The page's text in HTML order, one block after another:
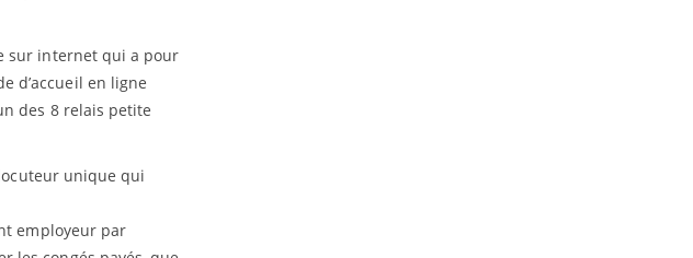
sur internet qui a pour
d’accueil en ligne
des 8 relais petite
unique qui
employeur par